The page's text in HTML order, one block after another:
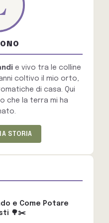
e vivo tra le colline
coltivo il mio orto,
di casa. Qui
che la terra mi ha
STORIA
e Come Potare
🌳✂️